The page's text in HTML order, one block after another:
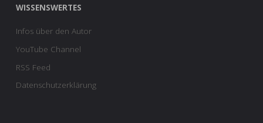
WISSENSWERTES
Infos über den Autor
YouTube Channel
RSS Feed
Datenschutzerklärung